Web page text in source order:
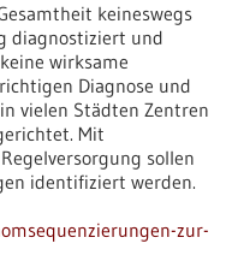
keineswegs
diagnostiziert und
wirksame
Diagnose und
vielen Städten Zentren
Mit
sollen
identifiziert werden.
zur-